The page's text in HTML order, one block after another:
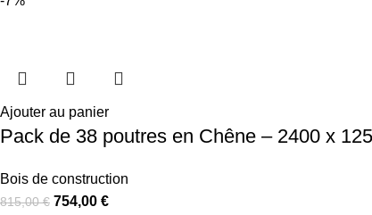
Ajouter au panier
Pack de 38 poutres en Chêne – 2400 x
Bois de construction
815,00€ 754,00 €